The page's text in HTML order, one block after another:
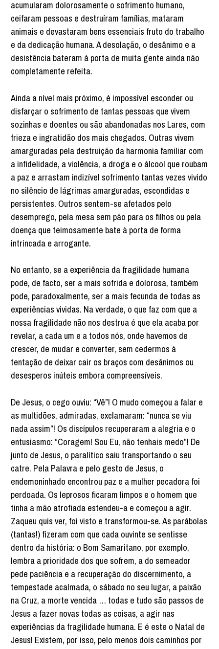
acumularam dolorosamente o sofrimento humano,
ceifaram pessoas e destruíram famílias, mataram
animais e devastaram bens essenciais fruto do trabalho
e da dedicação humana. A desolação, o desânimo e a
desistência bateram à porta de muita gente ainda não
completamente refeita.
Ainda a nível mais próximo, é impossível esconder ou
disfarçar o sofrimento de tantas pessoas que vivem
sozinhas e doentes ou são abandonadas nos Lares, com
frieza e ingratidão dos mais chegados. Outras vivem
amarguradas pela destruição da harmonia familiar com
a infidelidade, a violência, a droga e o álcool que roubam
a paz e arrastam indizível sofrimento tantas vezes vivido
no silêncio de lágrimas amarguradas, escondidas e
persistentes. Outros sentem-se afetados pelo
desemprego, pela mesa sem pão para os filhos ou pela
doença que teimosamente bate à porta de forma
intrincada e arrogante.
No entanto, se a experiência da fragilidade humana
pode, de facto, ser a mais sofrida e dolorosa, também
pode, paradoxalmente, ser a mais fecunda de todas as
experiências vividas. Na verdade, o que faz com que a
nossa fragilidade não nos destrua é que ela acaba por
revelar, a cada um e a todos nós, onde havemos de
crescer, de mudar e converter, sem cedermos à
tentação de deixar cair os braços com desânimos ou
desesperos inúteis embora compreensíveis.
De Jesus, o cego ouviu: “Vê”! O mudo começou a falar e
as multidões, admiradas, exclamaram: “nunca se viu
nada assim”! Os discípulos recuperaram a alegria e o
entusiasmo: “Coragem! Sou Eu, não tenhais medo”! De
junto de Jesus, o paralítico saiu transportando o seu
catre. Pela Palavra e pelo gesto de Jesus, o
endemoninhado encontrou paz e a mulher pecadora foi
perdoada. Os leprosos ficaram limpos e o homem que
tinha a mão atrofiada estendeu-a e começou a agir.
Zaqueu quis ver, foi visto e transformou-se. As parábolas
(tantas!) fizeram com que cada ouvinte se sentisse
dentro da história: o Bom Samaritano, por exemplo,
lembra a prioridade dos que sofrem, a do semeador
pede paciência e a recuperação do discernimento, a
tempestade acalmada, o sábado no seu lugar, a paixão
na Cruz, a morte vencida … todas e tudo são passos de
Jesus a fazer novas todas as coisas, a agir nas
experiências da fragilidade humana. E é este o Natal de
Jesus! Existem, por isso, pelo menos dois caminhos por